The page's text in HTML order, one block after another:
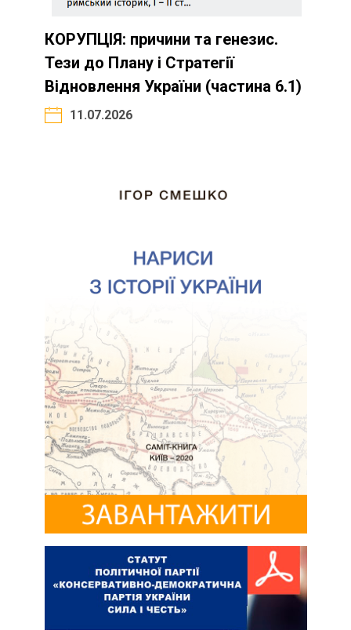
КОРУПЦІЯ: причини та генезис.
Тези до Плану і Стратегії
Відновлення України (частина 6.1)
11.07.2026